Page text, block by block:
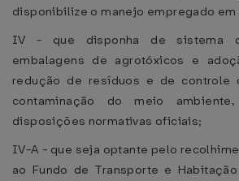
disponibilize o manejo empregado em
IV - que disponha de sistema
embalagens de agrotóxicos e
redução de resíduos e de controle
contaminação do meio
disposições normativas oficiais;
IV-A - que seja optante pelo
ao Fundo de Transporte e